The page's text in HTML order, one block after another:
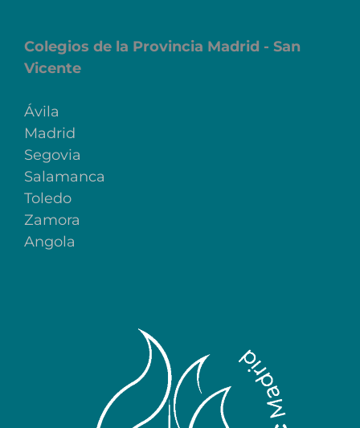
Colegios de la Provincia Madrid - San
Vicente
Ávila
Madrid
Segovia
Salamanca
Toledo
Zamora
Angola